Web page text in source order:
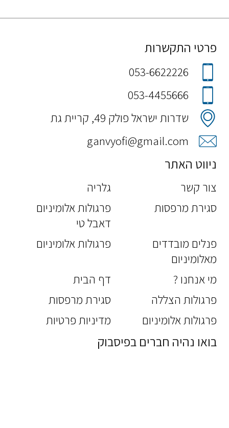
פרטי התקשרות
053-6622226
053-4455666
שדרות ישראל פולק 49, קריית גת
ganvyofi@gmail.com
ניווט האתר
צור קשר
גלריה
סגירת מרפסות
פרגולות אלומיניום
דאבל טי
פנלים מובדדים
מאלומיניום
פרגולות אלומיניום
מי אנחנו ?
דף הבית
פרגולות הצללה
סגירת מרפסות
פרגולות אלומיניום
מדיניות פרטיות
בואו נהיה חברים בפיסבוק